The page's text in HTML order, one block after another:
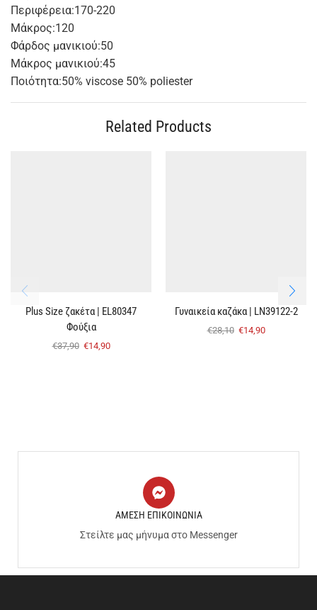
Περιφέρεια:170-220
Μάκρος:120
Φάρδος μανικιού:50
Μάκρος μανικιού:45
Ποιότητα:50% viscose 50% poliester
Related Products
Plus Size ζακέτα | EL80347
Φούξια
€37,90 €14,90
Γυναικεία καζάκα | LN39122-2
€28,10 €14,90
ΑΜΕΣΗ ΕΠΙΚΟΙΝΩΝΙΑ
Στείλτε μας μήνυμα στο Messenger